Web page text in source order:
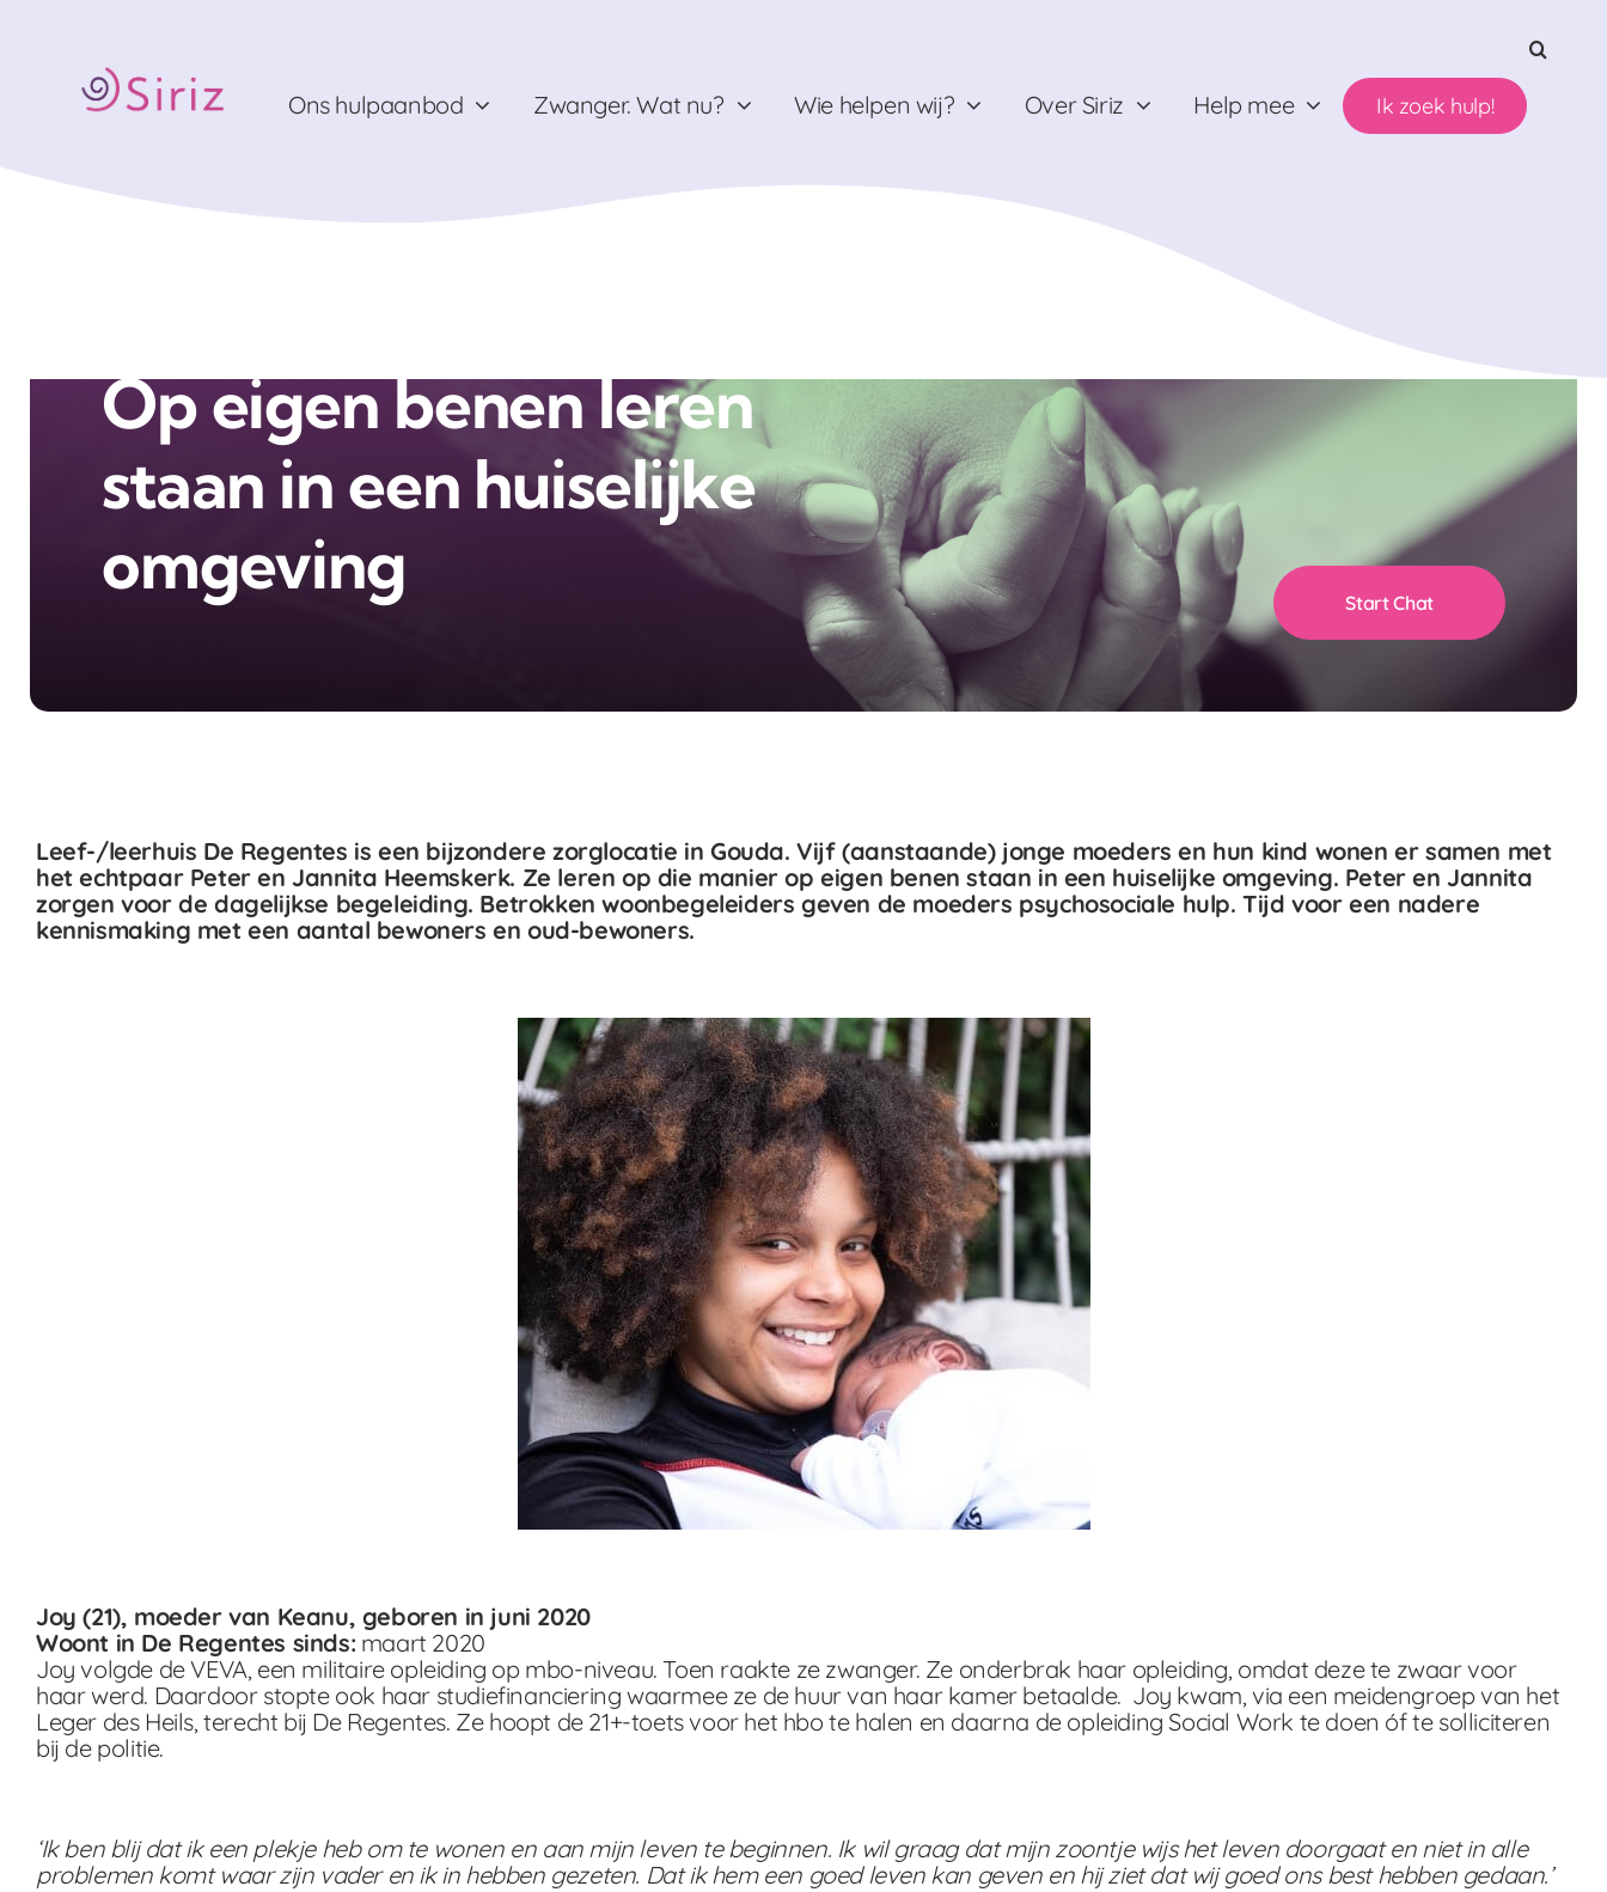
Ons hulpaanbod
Zwanger. Wat nu? Wie helpen wij? Over Siriz Help mee Ik zoek hulp!
Op eigen benen leren
staan in een huiselijke
omgeving
Start Chat
Leef-/leerhuis De Regentes is een bijzondere zorglocatie in Gouda. Vijf (aanstaande) jonge moeders en hun kind wonen er samen met
het echtpaar Peter en Jannita Heemskerk. Ze leren op die manier op eigen benen staan in een huiselijke omgeving. Peter en Jannita
zorgen voor de dagelijkse begeleiding. Betrokken woonbegeleiders geven de moeders psychosociale hulp. Tijd voor een nadere
kennismaking met een aantal bewoners en oud-bewoners.
Joy (21), moeder van Keanu, geboren in juni 2020
Woont in De Regentes sinds: maart 2020
Joy volgde de VEVA, een militaire opleiding op mbo-niveau. Toen raakte ze zwanger. Ze onderbrak haar opleiding, omdat deze te zwaar voor
haar werd. Daardoor stopte ook haar studiefinanciering waarmee ze de huur van haar kamer betaalde. Joy kwam, via een meidengroep van het
Leger des Heils, terecht bij De Regentes. Ze hoopt de 21+-toets voor het hbo te halen en daarna de opleiding Social Work te doen óf te solliciteren
bij de politie.
‘Ik ben blij dat ik een plekje heb om te wonen en aan mijn leven te beginnen. Ik wil graag dat mijn zoontje wijs het leven doorgaat en niet in alle
problemen komt waar zijn vader en ik in hebben gezeten. Dat ik hem een goed leven kan geven en hij ziet dat wij goed ons best hebben gedaan.’